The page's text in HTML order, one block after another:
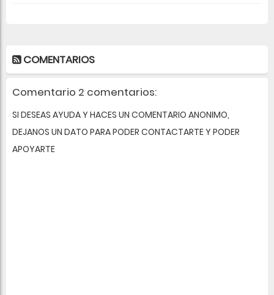
COMENTARIOS
Comentario 2 comentarios:
SI DESEAS AYUDA Y HACES UN COMENTARIO ANONIMO,
DEJANOS UN DATO PARA PODER CONTACTARTE Y PODER
APOYARTE